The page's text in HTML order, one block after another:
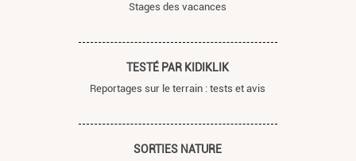
Stages des vacances
TESTÉ PAR KIDIKLIK
Reportages sur le terrain : tests et avis
SORTIES NATURE